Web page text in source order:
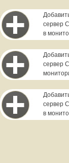
сервер
в
сервер
сервер
в